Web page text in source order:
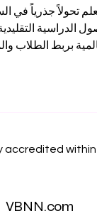
تحولاً جذرياً في
الدراسية
بربط الطلاب
VBNN.com